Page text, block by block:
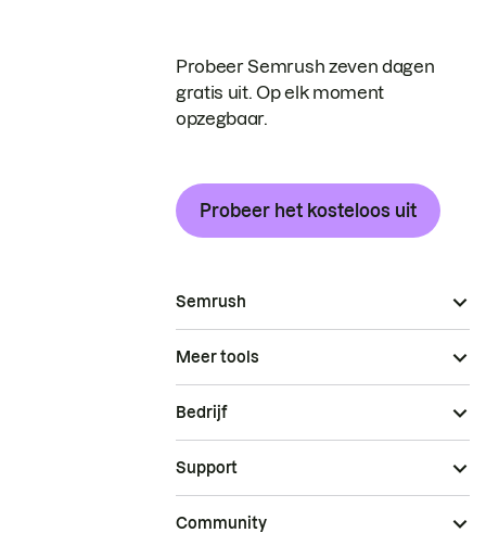
Probeer Semrush zeven dagen
gratis uit. Op elk moment
opzegbaar.
Probeer het kosteloos uit
Semrush
Meer tools
Bedrijf
Support
Community